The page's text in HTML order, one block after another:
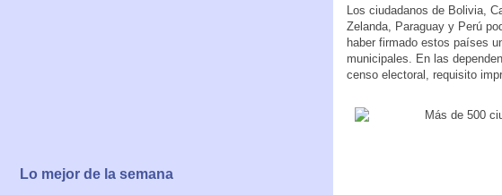
Los ciudadanos de Bolivia,
Zelanda, Paraguay y Perú
haber firmado estos países
municipales. En las
censo electoral, requisito
Lo mejor de la semana